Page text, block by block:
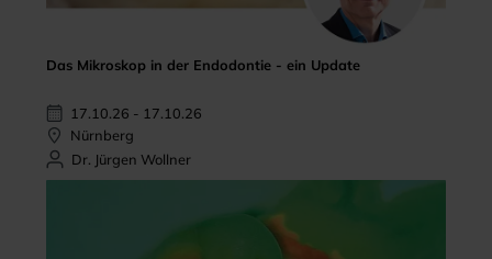
Das Mikroskop in der Endodontie - ein Update
17.10.26 - 17.10.26
Nürnberg
Dr. Jürgen Wollner